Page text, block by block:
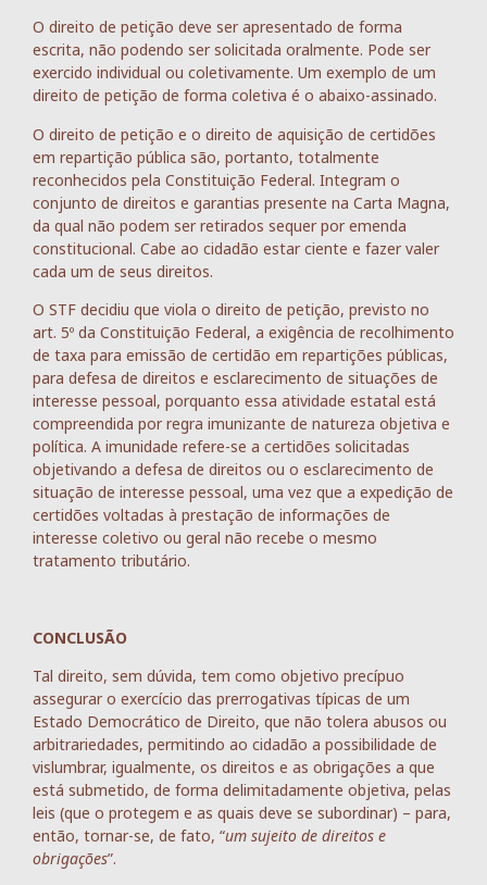
O direito de petição deve ser apresentado de forma
escrita, não podendo ser solicitada oralmente. Pode ser
exercido individual ou coletivamente. Um exemplo de um
direito de petição de forma coletiva é o abaixo-assinado.
O direito de petição e o direito de aquisição de certidões
em repartição pública são, portanto, totalmente
reconhecidos pela Constituição Federal. Integram o
conjunto de direitos e garantias presente na Carta Magna,
da qual não podem ser retirados sequer por emenda
constitucional. Cabe ao cidadão estar ciente e fazer valer
cada um de seus direitos.
O STF decidiu que viola o direito de petição, previsto no
art. 5º da Constituição Federal, a exigência de recolhimento
de taxa para emissão de certidão em repartições públicas,
para defesa de direitos e esclarecimento de situações de
interesse pessoal, porquanto essa atividade estatal está
compreendida por regra imunizante de natureza objetiva e
política. A imunidade refere-se a certidões solicitadas
objetivando a defesa de direitos ou o esclarecimento de
situação de interesse pessoal, uma vez que a expedição de
certidões voltadas à prestação de informações de
interesse coletivo ou geral não recebe o mesmo
tratamento tributário.
CONCLUSÃO
Tal direito, sem dúvida, tem como objetivo precípuo
assegurar o exercício das prerrogativas típicas de um
Estado Democrático de Direito, que não tolera abusos ou
arbitrariedades, permitindo ao cidadão a possibilidade de
vislumbrar, igualmente, os direitos e as obrigações a que
está submetido, de forma delimitadamente objetiva, pelas
leis (que o protegem e as quais deve se subordinar) – para,
então, tornar-se, de fato, “um sujeito de direitos e
obrigações”.